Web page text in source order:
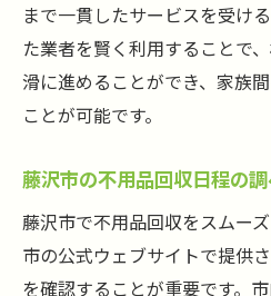
まで一貫したサービスを受け
た業者を賢く利用することで
滑に進めることができ、家族
ことが可能です。
藤沢市の不用品回収日程の
藤沢市で不用品回収をスムー
市の公式ウェブサイトで提供
を確認することが重要です。